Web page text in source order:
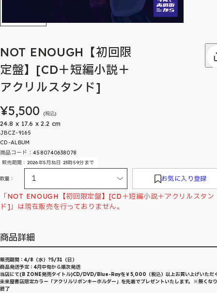
NOT ENOUGH【初回限
定盤】[CD＋短編小説＋
アクリルスタンド]
¥5,500 (税込)
24.8 x 17.6 x 2.2 cm
JBCZ-9165
CD-ALBUM
商品コード：4580740638078
販売期間：2026年5月31日 23時59分まで
数量： お気に入り登録
「NOT ENOUGH【初回限定盤】[CD＋短編小説＋アクリルスタン
ド]」は現在販売を行っておりません。
商品詳細
販売期間：4/8（水）?5/31（日）
商品発送予定：4月中旬から順次発送
当店にて(B ZONE発売タイトル)CD/DVD/Blue-Rayを￥5,000（税込）以上お買い上げいただ
未来屋書店限定カラー「アクリルリボンキーホルダー」を先着でプレゼントいたします。※無くな
終了